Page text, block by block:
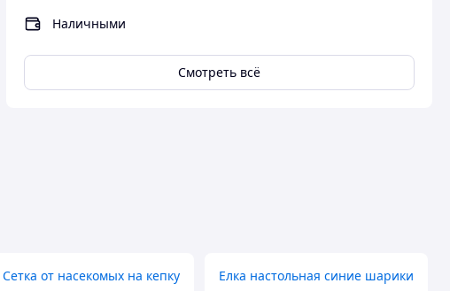
Наличными
Смотреть всё
Сетка от насекомых на кепку Елка настольная синие шарики